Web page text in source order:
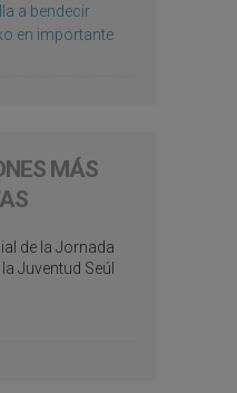
a bendecir
en importante
MÁS
de la Jornada
Juventud Seúl